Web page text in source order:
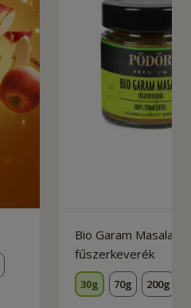
Bio Garam Masala
fűszerkeverék
30g 70g 200g